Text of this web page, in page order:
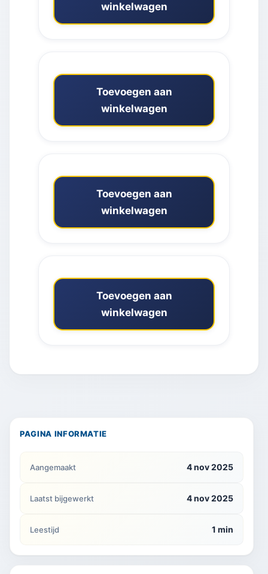
winkelwagen
Toevoegen aan
winkelwagen
Toevoegen aan
winkelwagen
Toevoegen aan
winkelwagen
PAGINA INFORMATIE
Aangemaakt 4 nov 2025
Laatst bijgewerkt 4 nov 2025
Leestijd 1 min